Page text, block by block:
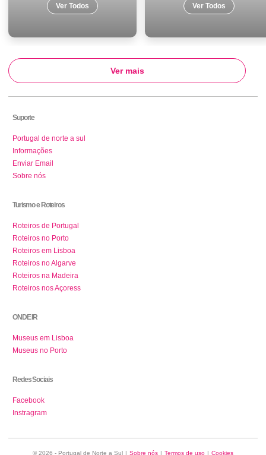
Ver Todos Ver Todos
Ver mais
Suporte
Portugal de norte a sul
Informações
Enviar Email
Sobre nós
Turismo e Roteiros
Roteiros de Portugal
Roteiros no Porto
Roteiros em Lisboa
Roteiros no Algarve
Roteiros na Madeira
Roteiros nos Açoress
ONDE IR
Museus em Lisboa
Museus no Porto
Redes Sociais
Facebook
Instragram
© 2026 - Portugal de Norte a Sul | Sobre nós | Termos de uso | Cookies